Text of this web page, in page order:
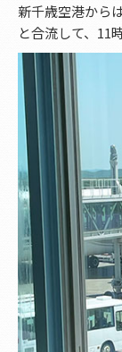
新千歳空港から
と合流して、11